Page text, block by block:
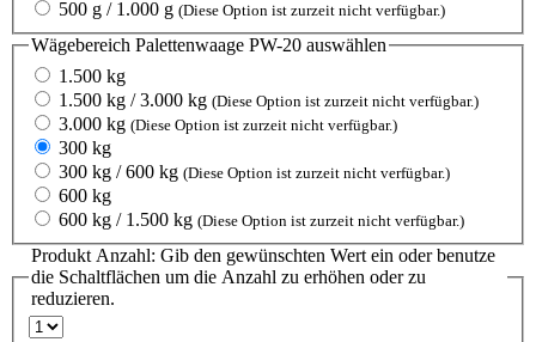
500 g / 1.000 g (Diese Option ist zurzeit nicht verfügbar.)
Wägebereich Palettenwaage PW-20 auswählen
1.500 kg
1.500 kg / 3.000 kg (Diese Option ist zurzeit nicht verfügbar.)
3.000 kg (Diese Option ist zurzeit nicht verfügbar.)
300 kg
300 kg / 600 kg (Diese Option ist zurzeit nicht verfügbar.)
600 kg
600 kg / 1.500 kg (Diese Option ist zurzeit nicht verfügbar.)
Produkt Anzahl: Gib den gewünschten Wert ein oder benutze
die Schaltflächen um die Anzahl zu erhöhen oder zu
reduzieren.